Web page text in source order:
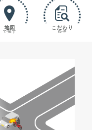
地図
で探す
こだわり
条件